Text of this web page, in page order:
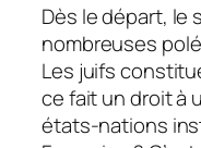
Dès le départ, le
nombreuses
Les juifs
ce fait un droit à
états-nations